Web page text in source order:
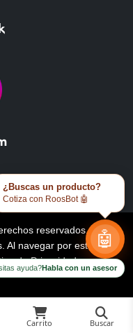
reservados.
. Al navegar por este
de Privacidad y
Carrito Buscar
¿Buscas un producto?
Cotiza con RoosBot 🤖
🤖
ayuda?Habla con un asesor